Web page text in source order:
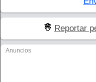
Reportar
Anuncios